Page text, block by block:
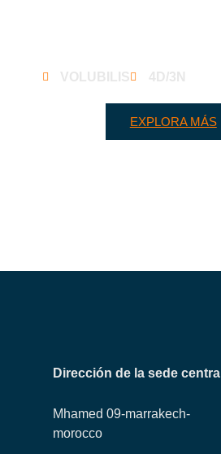
VOLUBILIS 4D/3N
EXPLORA MÁS
Dirección de la sede central
Mhamed 09-marrakech-
morocco